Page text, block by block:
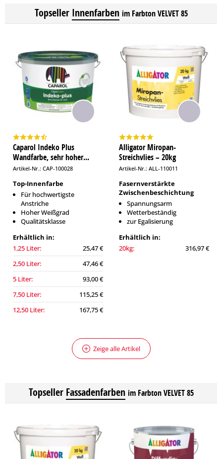
Topseller Innenfarben im Farbton VELVET 85
Caparol Indeko Plus
Wandfarbe, sehr hoher...
Artikel-Nr.: CAP-100028
Top-Innenfarbe
Für hochwertigste
Anstriche
Hoher Weißgrad
Qualitätsklasse
Erhältlich in:
1,25 Liter:
25,47 €
2,50 Liter:
47,46 €
5 Liter:
93,00 €
7,50 Liter:
115,25 €
12,50 Liter:
167,75 €
Alligator Miropan-
Streichvlies – 20kg
Artikel-Nr.: ALL-110011
Fasernverstärkte
Zwischenbeschichtung
Spannungsarm
Wetterbeständig
zur Egalisierung
Erhältlich in:
20kg:
316,97 €
Zeige alle Artikel
Topseller Fassadenfarben im Farbton VELVET 85